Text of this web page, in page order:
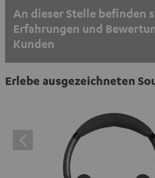
An dieser Stelle befinden
Erfahrungen und
Kunden
EINMALIG ZUSTIMMEN UND
Trustpilot‑Bewertungen sind externe
externe Inhalt kann hier mit nur einem
werden. Mit dem Anklicken des Inhalts
dass externe Inhalte angezeigt werden.
personenbezogene Daten an
Erlebe ausgezeichneten